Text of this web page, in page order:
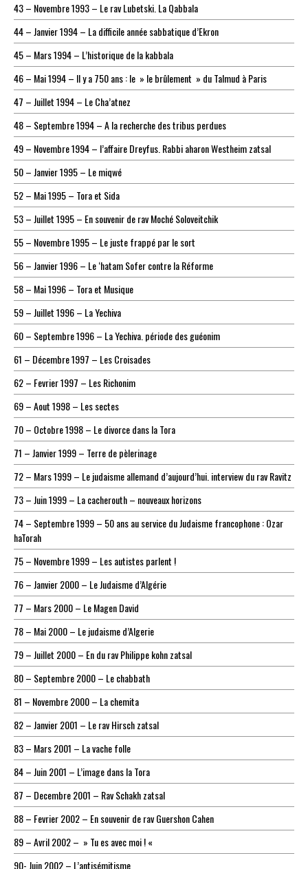
43 – Novembre 1993 – Le rav Lubetski. La Qabbala
44 – Janvier 1994 – La difficile année sabbatique d’Ekron
45 – Mars 1994 – L’historique de la kabbala
46 – Mai 1994 – Il y a 750 ans : le » le brûlement » du Talmud à Paris
47 – Juillet 1994 – Le Cha’atnez
48 – Septembre 1994 – A la recherche des tribus perdues
49 – Novembre 1994 – l’affaire Dreyfus. Rabbi aharon Westheim zatsal
50 – Janvier 1995 – Le miqwé
52 – Mai 1995 – Tora et Sida
53 – Juillet 1995 – En souvenir de rav Moché Soloveitchik
55 – Novembre 1995 – Le juste frappé par le sort
56 – Janvier 1996 – Le ‘hatam Sofer contre la Réforme
58 – Mai 1996 – Tora et Musique
59 – Juillet 1996 – La Yechiva
60 – Septembre 1996 – La Yechiva. période des guéonim
61 – Décembre 1997 – Les Croisades
62 – Fevrier 1997 – Les Richonim
69 – Aout 1998 – Les sectes
70 – Octobre 1998 – Le divorce dans la Tora
71 – Janvier 1999 – Terre de pèlerinage
72 – Mars 1999 – Le judaisme allemand d’aujourd’hui. interview du rav Ravitz
73 – Juin 1999 – La cacherouth – nouveaux horizons
74 – Septembre 1999 – 50 ans au service du Judaisme francophone : Ozar
haTorah
75 – Novembre 1999 – Les autistes parlent !
76 – Janvier 2000 – Le Judaisme d’Algérie
77 – Mars 2000 – Le Magen David
78 – Mai 2000 – Le judaisme d’Algerie
79 – Juillet 2000 – En du rav Philippe kohn zatsal
80 – Septembre 2000 – Le chabbath
81 – Novembre 2000 – La chemita
82 – Janvier 2001 – Le rav Hirsch zatsal
83 – Mars 2001 – La vache folle
84 – Juin 2001 – L’image dans la Tora
87 – Decembre 2001 – Rav Schakh zatsal
88 – Fevrier 2002 – En souvenir de rav Guershon Cahen
89 – Avril 2002 – » Tu es avec moi ! «
90- Juin 2002 – L’antisémitisme